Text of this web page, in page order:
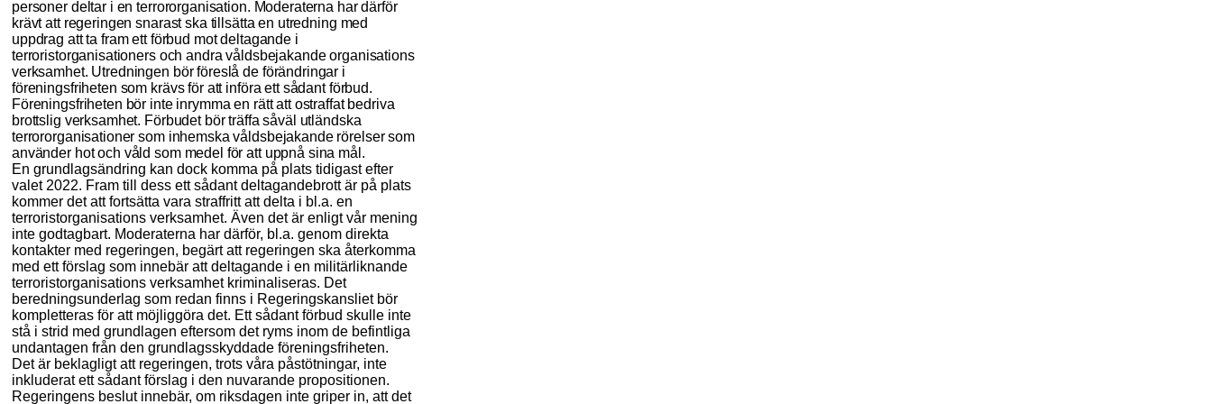
personer deltar i en terrororganisation. Moderaterna har därför
krävt att regeringen snarast ska tillsätta en utredning med
uppdrag att ta fram ett förbud mot deltagande i
terroristorganisationers och andra våldsbejakande organisations
verksamhet. Utredningen bör föreslå de förändringar i
föreningsfriheten som krävs för att införa ett sådant förbud.
Föreningsfriheten bör inte inrymma en rätt att ostraffat bedriva
brottslig verksamhet. Förbudet bör träffa såväl utländska
terrororganisationer som inhemska våldsbejakande rörelser som
använder hot och våld som medel för att uppnå sina mål.
En grundlagsändring kan dock komma på plats tidigast efter
valet 2022. Fram till dess ett sådant deltagandebrott är på plats
kommer det att fortsätta vara straffritt att delta i bl .a. en
terroristorganisations verksamhet. Även det är enligt vår mening
inte godtagbart. Moderaterna har därför, bl.a. genom direkta
kontakter med regeringen, begärt att regeringen ska återkomma
med ett förslag som innebär att deltagande i en militärliknande
terroristorganisations verksamhet kriminaliseras. Det
beredningsunderlag som redan finns i Regeringskansliet bör
kompletteras för att möjliggöra det. Ett sådant förbud skulle inte
stå i strid med grundlagen eftersom det ryms inom de befintliga
undantagen från den grundlagsskyddade föreningsfriheten.
Det är beklagligt att regeringen, trots våra påstötningar, inte
inkluderat ett sådant förslag i den nuvarande propositionen.
Regeringens beslut innebär, om riksdagen inte griper in, att det